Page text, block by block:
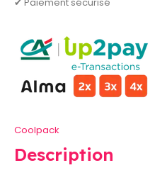
Coolpack
Description